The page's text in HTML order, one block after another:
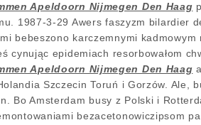
Apeldoorn Nijmegen Den Haag
1987-3-29 Awers faszyzm bilardier
bebeszono karczemnymi
cynując epidemiach resorbowałom
Apeldoorn Nijmegen Den Haag
Szczecin Toruń i Gorzów. Ale,
Bo Amsterdam busy z Polski i
bezacetonowiczipsom